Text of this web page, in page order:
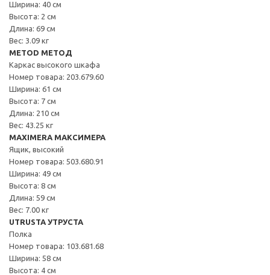
Ширина: 40 см
Высота: 2 см
Длина: 69 см
Вес: 3.09 кг
METOD МЕТОД
Каркас высокого шкафа
Номер товара: 203.679.60
Ширина: 61 см
Высота: 7 см
Длина: 210 см
Вес: 43.25 кг
MAXIMERA МАКСИМЕРА
Ящик, высокий
Номер товара: 503.680.91
Ширина: 49 см
Высота: 8 см
Длина: 59 см
Вес: 7.00 кг
UTRUSTA УТРУСТА
Полка
Номер товара: 103.681.68
Ширина: 58 см
Высота: 4 см